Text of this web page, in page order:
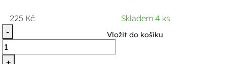
225 Kč
Skladem 4 ks
-
Vložit do košíku